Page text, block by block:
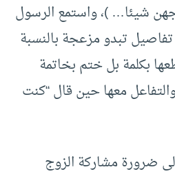
شيئا… )، واستمع الرسول
تبدو مزعجة بالنسبة
بكلمة بل ختم بخاتمة
معها حين قال “كنت
ضرورة مشاركة الزوج